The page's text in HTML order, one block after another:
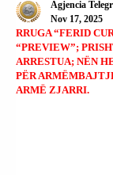
RRUGA “FERID
“PREVIEW”;
ARRESTUA; NËN
PËR
ARMË ZJARRI.
Agjencia
Nov 17, 2025